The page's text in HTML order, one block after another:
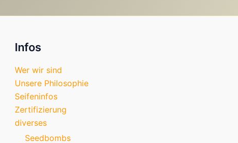
Infos
Wer wir sind
Unsere Philosophie
Seifeninfos
Zertifizierung
diverses
Seedbombs